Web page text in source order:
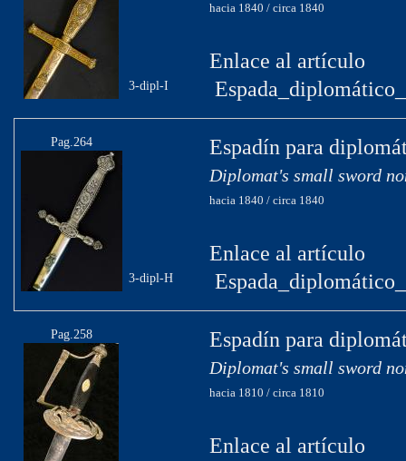
3-dipl-I
hacia 1840 / circa 1840
Enlace al artículo
Pag.264
3-dipl-H
Espadín para
Diplomat's small sword
hacia 1840 / circa 1840
Enlace al artículo
Pag.258 Espadín para
Diplomat's small sword
hacia 1810 / circa 1810
Enlace al artículo